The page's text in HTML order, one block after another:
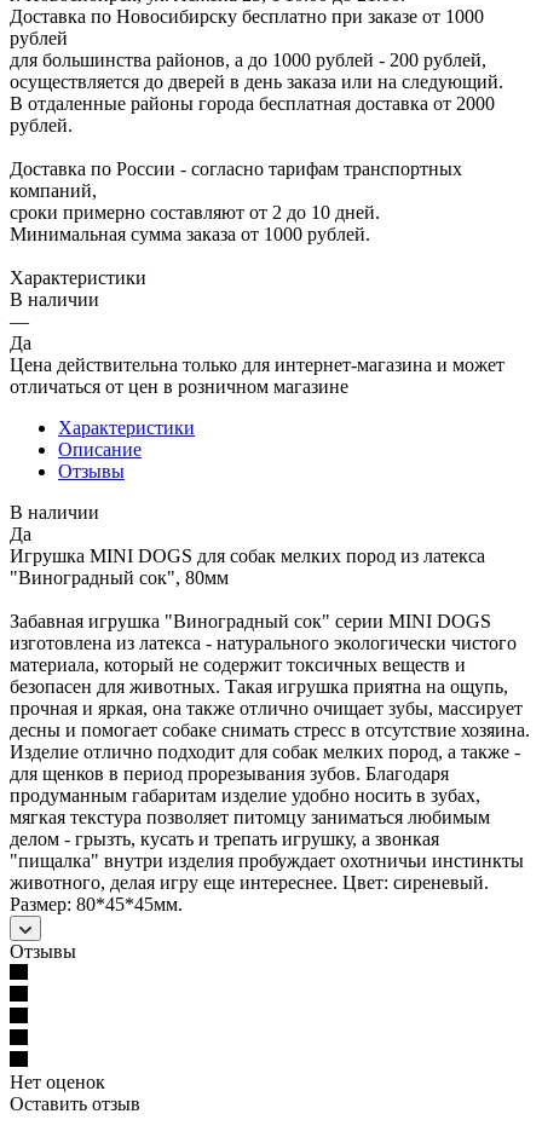
Доставка по Новосибирску бесплатно при заказе от 1000
рублей
для большинства районов, а до 1000 рублей - 200 рублей,
осуществляется до дверей в день заказа или на следующий.
В отдаленные районы города бесплатная доставка от 2000
рублей.
Доставка по России - согласно тарифам транспортных
компаний,
сроки примерно составляют от 2 до 10 дней.
Минимальная сумма заказа от 1000 рублей.
Характеристики
В наличии
—
Да
Цена действительна только для интернет-магазина и может
отличаться от цен в розничном магазине
Характеристики
Описание
Отзывы
В наличии
Да
Игрушка MINI DOGS для собак мелких пород из латекса
"Виноградный сок", 80мм
Забавная игрушка "Виноградный сок" серии MINI DOGS
изготовлена из латекса - натурального экологически чистого
материала, который не содержит токсичных веществ и
безопасен для животных. Такая игрушка приятна на ощупь,
прочная и яркая, она также отлично очищает зубы, массирует
десны и помогает собаке снимать стресс в отсутствие хозяина.
Изделие отлично подходит для собак мелких пород, а также -
для щенков в период прорезывания зубов. Благодаря
продуманным габаритам изделие удобно носить в зубах,
мягкая текстура позволяет питомцу заниматься любимым
делом - грызть, кусать и трепать игрушку, а звонкая
"пищалка" внутри изделия пробуждает охотничьи инстинкты
животного, делая игру еще интереснее. Цвет: сиреневый.
Размер: 80*45*45мм.
Отзывы
Нет оценок
Оставить отзыв